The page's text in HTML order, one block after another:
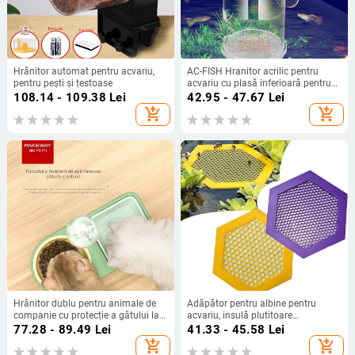
Hrănitor automat pentru acvariu,
pentru pești și țestoase
108.14 - 109.38 Lei
add_shopping_cart
AC-FISH Hranitor acrilic pentru
acvariu cu plasă inferioară pentru
larve de brine shrimp – alimentare
42.95 - 47.67 Lei
add_shopping_cart
Hrănitor dublu pentru animale de
companie cu protecție a gâtului la
15°, construcție PP + oțel inoxidabil,
set de alimentare automată, Parker
77.28 - 89.49 Lei
add_shopping_cart
Adăpător pentru albine pentru
acvariu, insulă plutitoare
imprimată, din plastic, alimentare
automată, Xinbao, origine Zhejiang
41.33 - 45.58 Lei
add_shopping_cart